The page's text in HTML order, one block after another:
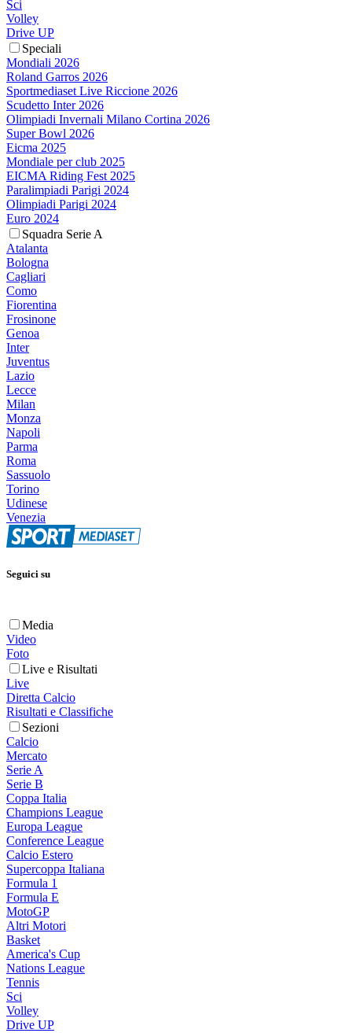
Sci
Volley
Drive UP
Speciali
Mondiali 2026
Roland Garros 2026
Sportmediaset Live Riccione 2026
Scudetto Inter 2026
Olimpiadi Invernali Milano Cortina 2026
Super Bowl 2026
Eicma 2025
Mondiale per club 2025
EICMA Riding Fest 2025
Paralimpiadi Parigi 2024
Olimpiadi Parigi 2024
Euro 2024
Squadra Serie A
Atalanta
Bologna
Cagliari
Como
Fiorentina
Frosinone
Genoa
Inter
Juventus
Lazio
Lecce
Milan
Monza
Napoli
Parma
Roma
Sassuolo
Torino
Udinese
Venezia
Seguici su
Media
Video
Foto
Live e Risultati
Live
Diretta Calcio
Risultati e Classifiche
Sezioni
Calcio
Mercato
Serie A
Serie B
Coppa Italia
Champions League
Europa League
Conference League
Calcio Estero
Supercoppa Italiana
Formula 1
Formula E
MotoGP
Altri Motori
Basket
America's Cup
Nations League
Tennis
Sci
Volley
Drive UP